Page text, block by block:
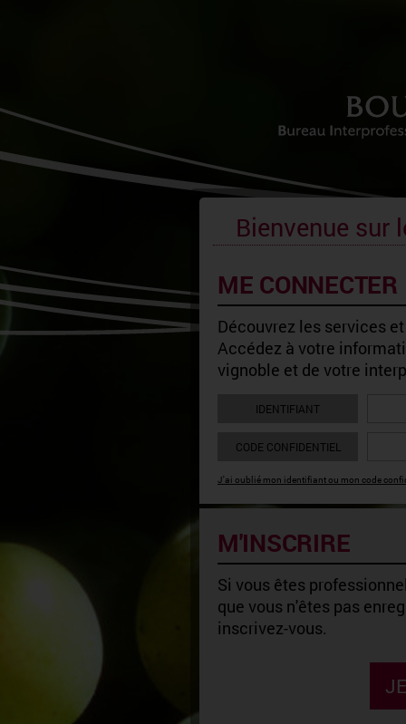
Bienvenue sur
ME CONNECTER
Découvrez les services
Accédez à votre
vignoble et de votre
IDENTIFIANT
CODE CONFIDENTIEL
J'ai oublié mon identifiant ou mon code
M'INSCRIRE
Si vous êtes
que vous n'êtes pas
inscrivez-vous.